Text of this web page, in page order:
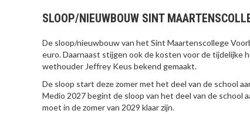
SLOOP/NIEUWBOUW SINT
De sloop/nieuwbouw van het Sint Maartenscollege
euro. Daarnaast stijgen ook de kosten voor de tijdelijke
wethouder Jeffrey Keus bekend gemaakt.
De sloop start deze zomer met het deel van de school
Medio 2027 begint de sloop van het deel van de school
moet in de zomer van 2029 klaar zijn.